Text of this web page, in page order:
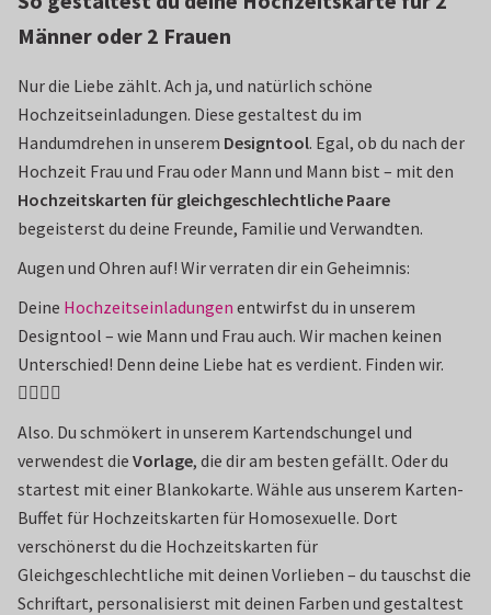
Männer oder 2 Frauen
Nur die Liebe zählt. Ach ja, und natürlich schöne
Hochzeitseinladungen. Diese gestaltest du im
Handumdrehen in unserem Designtool. Egal, ob du nach der
Hochzeit Frau und Frau oder Mann und Mann bist – mit den
Hochzeitskarten für gleichgeschlechtliche Paare
begeisterst du deine Freunde, Familie und Verwandten.
Augen und Ohren auf! Wir verraten dir ein Geheimnis:
Deine Hochzeitseinladungen entwirfst du in unserem
Designtool – wie Mann und Frau auch. Wir machen keinen
Unterschied! Denn deine Liebe hat es verdient. Finden wir.
👨‍❤️‍💋‍👨
Also. Du schmökert in unserem Kartendschungel und
verwendest die Vorlage, die dir am besten gefällt. Oder du
startest mit einer Blankokarte. Wähle aus unserem Karten-
Buffet für Hochzeitskarten für Homosexuelle. Dort
verschönerst du die Hochzeitskarten für
Gleichgeschlechtliche mit deinen Vorlieben – du tauschst die
Schriftart, personalisierst mit deinen Farben und gestaltest